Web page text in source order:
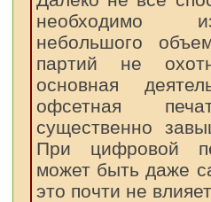
необходимо
небольшого
партий не
основная
офсетная
существенно
При цифровой
может быть даже
это почти не